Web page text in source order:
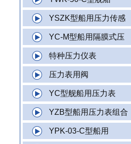
YSZK型船用压力传感
YC-M型船用隔膜式压
特种压力仪表
压力表用阀
YC型舰船用压力表
YZB型船用压力表组合
YPK-03-C型船用